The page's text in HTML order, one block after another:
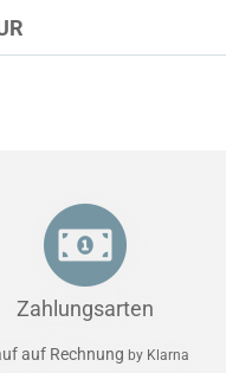
Zahlungsarten
auf Rechnung by Klarna